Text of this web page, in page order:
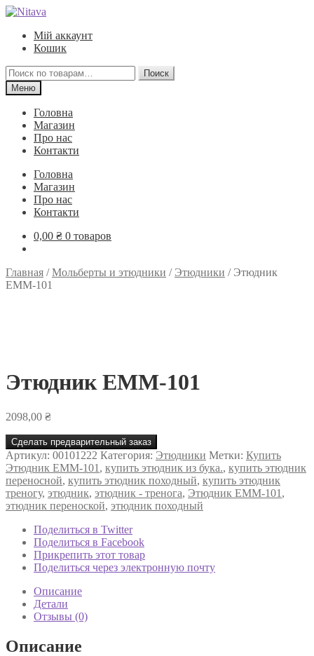
Перейти
навигации
Перейти
содержимому
Мій аккаунт
Кошик
Искать:
Поиск
Меню
Головна
Магазин
Про нас
Контакти
Головна
Магазин
Про нас
Контакти
0,00 ₴ 0 товаров
Главная /Мольберты и этюдники / Этюдники / Этюдник
ЕММ-101
Этюдник ЕММ-101
2098,00 ₴
Сделать предварительный заказ
Артикул: 00101222 Категория: Этюдники Метки: Купить
Этюдник ЕММ-101 , купить этюдник из бука., купить этюдник
переносной, купить этюдник походный, купить этюдник
треногу, этюдник, этюдник - тренога, Этюдник ЕММ-101 ,
этюдник переноской, этюдник походный
Поделиться в Twitter
Поделиться в Facebook
Прикрепить этот товар
Поделиться через электронную почту
Описание
Детали
Отзывы (0)
Описание